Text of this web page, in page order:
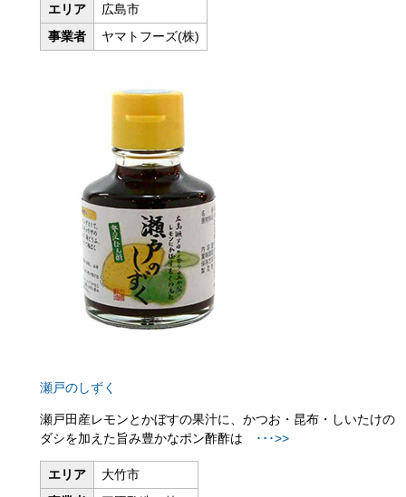
エリア
広島市
事業者
ヤマトフーズ(株)
瀬戸のしずく
瀬戸田産レモンとかぼすの果汁に、かつお・昆布・しいたけの
ダシを加えた旨み豊かなポン酢酢は ･･･>>
エリア
大竹市